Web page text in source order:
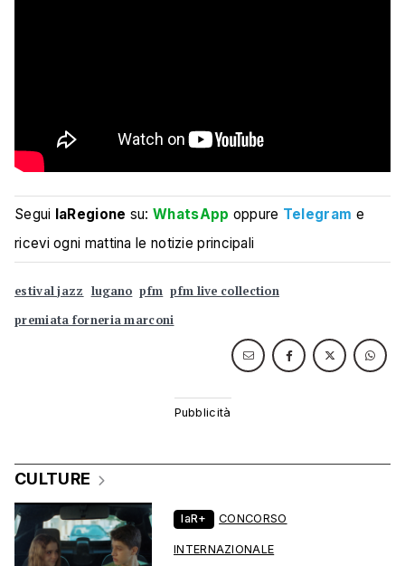
Segui laRegione su:WhatsApp oppure Telegram e
ricevi ogni mattina le notizie principali
estival jazz lugano pfm pfm live collection
premiata forneria marconi
CULTURE
laR+ CONCORSO
INTERNAZIONALE